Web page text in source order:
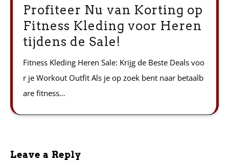
Profiteer Nu van Korting op
Fitness Kleding voor Heren
tijdens de Sale!
Fitness Kleding Heren Sale: Krijg de Beste Deals voo
r je Workout Outfit Als je op zoek bent naar betaalb
are fitness…
Leave a Reply